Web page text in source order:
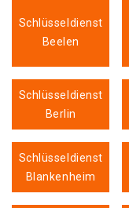
Schlüsseldienst
Beelen
Schlüsseldienst
Berlin
Schlüsseldienst
Blankenheim